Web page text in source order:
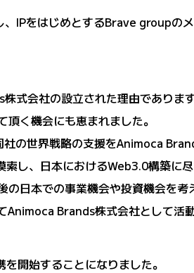
IPをはじめとするBrave groupの
式会社の設立された理由であります
く機会にも恵まれました。
の世界戦略の支援をAnimoca
し、日本におけるWeb3.0構築に
日本での事業機会や投資機会を
Brands株式会社として活
開始することになりました。